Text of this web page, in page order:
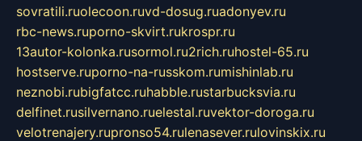
sovratili.ruolecoon.ruvd-dosug.ruadonyev.ru
rbc-news.ruporno-skvirt.rukrospr.ru
13autor-kolonka.rusormol.ru2rich.ruhostel-65.ru
hostserve.ruporno-na-russkom.rumishinlab.ru
neznobi.rubigfatcc.ruhabble.rustarbucksvia.ru
delfinet.rusilvernano.ruelestal.ruvektor-doroga.ru
velotrenajery.rupronso54.rulenasever.rulovinskix.ru